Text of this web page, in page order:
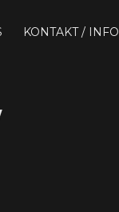
KONTAKT / INFO